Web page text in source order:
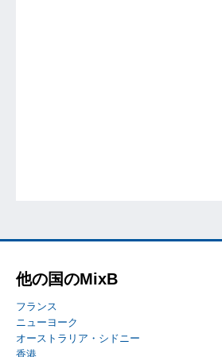
他の国のMixB
フランス
ニューヨーク
オーストラリア・シドニー
香港